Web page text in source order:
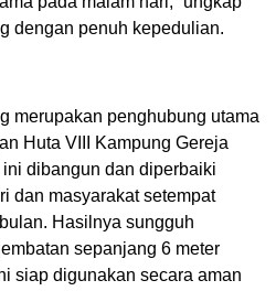
dengan penuh kepedulian.
merupakan penghubung utama
Huta VIII Kampung Gereja
dibangun dan diperbaiki
dan masyarakat setempat
Hasilnya sungguh
sepanjang 6 meter
siap digunakan secara aman